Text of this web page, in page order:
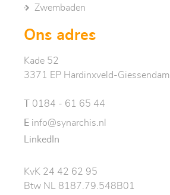
Zwembaden
Ons adres
Kade 52
3371 EP Hardinxveld-Giessendam
0184 - 61 65 44
E info@synarchis.nl
LinkedIn
KvK 24 42 62 95
Btw NL 8187.79.548B01